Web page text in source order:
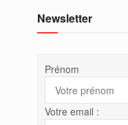
Newsletter
Prénom
Votre email :